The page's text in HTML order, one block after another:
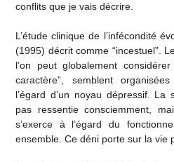
conflits que je vais décrire.
L’étude clinique de l’infécondité
(1995) décrit comme “incestuel”.
l’on peut globalement
caractère”, semblent
l’égard d’un noyau dépressif. La
pas ressentie consciemment,
s’exerce à l’égard du
ensemble. Ce déni porte sur la vie